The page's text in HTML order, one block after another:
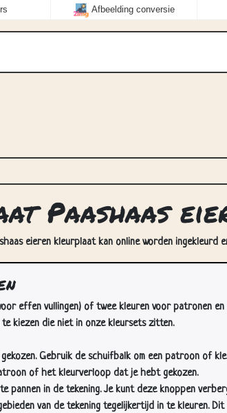
Afbeelding conversie
Paashaas
eieren kleurplaat kan online worden
effen vullingen) of twee kleuren voor patronen en
kiezen die niet in onze kleursets zitten.
Gebruik de schuifbalk om een patroon of
of het kleurverloop dat je hebt gekozen.
pannen in de tekening. Je kunt deze knoppen
van de tekening tegelijkertijd in te kleuren. Dit